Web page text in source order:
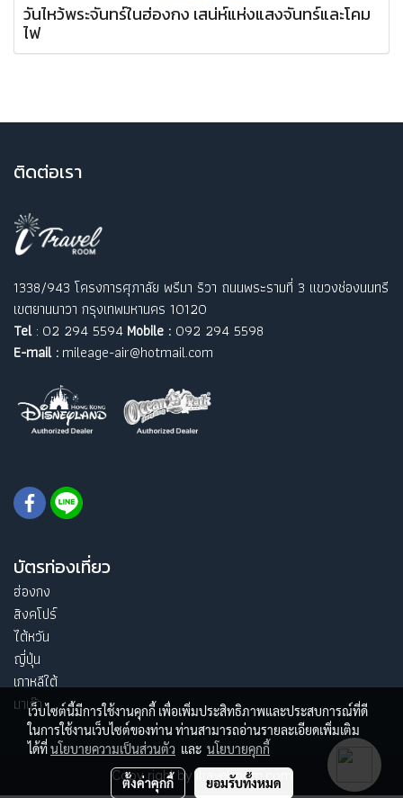
วันไหว้พระจันทร์ในฮ่องกง เสน่ห์แห่งแสงจันทร์และโคม
ไฟ
ติดต่อเรา
1338/943 โครงการศุภาลัย พรีมา ริวา ถนนพระรามที่ 3 แขวงช่องนนทรี
เขตยานนาวา กรุงเทพมหานคร 10120
Tel: 02 294 5594 Mobile : 092 294 5598
E-mail : mileage-air@hotmail.com
บัตรท่องเที่ยว
ฮ่องกง
สิงคโปร์
ไต้หวัน
ญี่ปุ่น
เกาหลีใต้
มาเก๊า
Copy right by itravelroom.com
เว็บไซต์นี้มีการใช้งานคุกกี้ เพื่อเพิ่มประสิทธิภาพและประสบการณ์ที่ดี
ในการใช้งานเว็บไซต์ของท่าน ท่านสามารถอ่านรายละเอียดเพิ่มเติม
ได้ที่นโยบายความเป็นส่วนตัว และ นโยบายคุกกี้
ตั้งค่าคุกกี้ ยอมรับทั้งหมด